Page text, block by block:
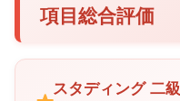
項目総合評価
スタディング 二